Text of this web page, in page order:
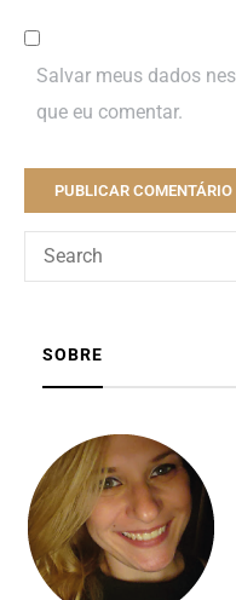
Salvar meus dados
que eu comentar.
SOBRE